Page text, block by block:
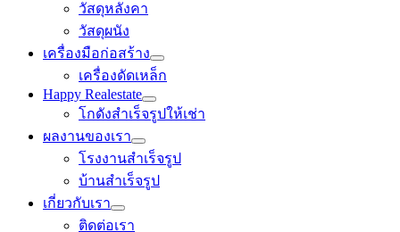
วัสดุหลังคา
วัสดุผนัง
เครื่องมือก่อสร้าง
เครื่องดัดเหล็ก
Happy Realestate
โกดังสำเร็จรูปให้เช่า
ผลงานของเรา
โรงงานสำเร็จรูป
บ้านสำเร็จรูป
เกี่ยวกับเรา
ติดต่อเรา